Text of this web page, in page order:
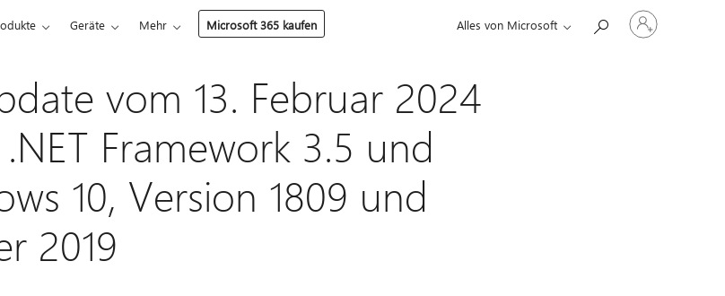
Geräte Mehr Microsoft 365 kaufen Alles von Microsoft
Bei
Ihrem
Konto
vom 13. Februar 2024
Framework 3.5 und
10, Version 1809 und
2019